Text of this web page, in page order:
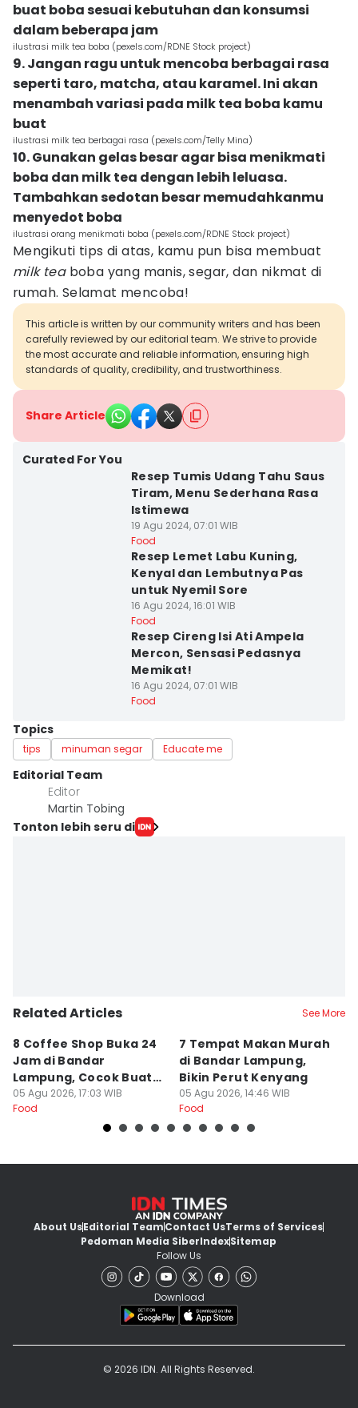
buat boba sesuai kebutuhan dan konsumsi
dalam beberapa jam
ilustrasi milk tea boba (pexels.com/RDNE Stock project)
9. Jangan ragu untuk mencoba berbagai rasa
seperti taro, matcha, atau karamel. Ini akan
menambah variasi pada milk tea boba kamu
buat
ilustrasi milk tea berbagai rasa (pexels.com/Telly Mina)
10. Gunakan gelas besar agar bisa menikmati
boba dan milk tea dengan lebih leluasa.
Tambahkan sedotan besar memudahkanmu
menyedot boba
ilustrasi orang menikmati boba (pexels.com/RDNE Stock project)
Mengikuti tips di atas, kamu pun bisa membuat
milk teaboba yang manis, segar, dan nikmat di
rumah. Selamat mencoba!
This article is written by our community writers and has been
carefully reviewed by our editorial team. We strive to provide
the most accurate and reliable information, ensuring high
standards of quality, credibility, and trustworthiness.
Share Article
Curated For You
Resep Tumis Udang Tahu Saus
Tiram, Menu Sederhana Rasa
Istimewa
19 Agu 2024, 07:01 WIB
Food
Resep Lemet Labu Kuning,
Kenyal dan Lembutnya Pas
untuk Nyemil Sore
16 Agu 2024, 16:01 WIB
Food
Resep Cireng Isi Ati Ampela
Mercon, Sensasi Pedasnya
Memikat!
16 Agu 2024, 07:01 WIB
Food
Topics
tips minuman segar Educate me
Editorial Team
Editor
Martin Tobing
Tonton lebih seru di
Related Articles See More
8 Coffee Shop Buka 24
Jam di Bandar
Lampung, Cocok Buat
Begadang
05 Agu 2026, 17:03 WIB
Food
7 Tempat Makan Murah
di Bandar Lampung,
Bikin Perut Kenyang
05 Agu 2026, 14:46 WIB
Food
About UsEditorial TeamContact UsTerms of Services
Pedoman Media SiberIndexSitemap
Follow Us
Download
© 2026 IDN. All Rights Reserved.